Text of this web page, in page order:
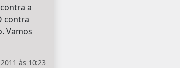
a
contra
Vamos
às 10:23